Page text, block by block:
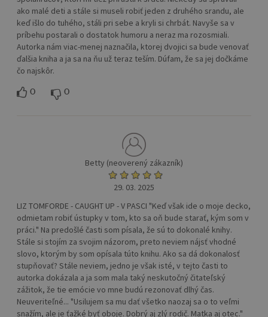
ako malé deti a stále si museli robiť jeden z druhého srandu, ale
keď išlo do tuhého, stáli pri sebe a kryli si chrbát. Navyše sa v
príbehu postarali o dostatok humoru a neraz ma rozosmiali.
Autorka nám viac-menej naznačila, ktorej dvojici sa bude venovať
ďalšia kniha a ja sa na ňu už teraz teším. Dúfam, že sa jej dočkáme
čo najskôr.
0 0
Betty (neoverený zákazník)
29. 03. 2025
LIZ TOMFORDE - CAUGHT UP - V PASCI "Keď však ide o moje decko,
odmietam robiť ústupky v tom, kto sa oň bude starať, kým som v
práci." Na predošlé časti som písala, že sú to dokonalé knihy.
Stále si stojím za svojim názorom, preto neviem nájsť vhodné
slovo, ktorým by som opísala túto knihu. Ako sa dá dokonalosť
stupňovať? Stále neviem, jedno je však isté, v tejto časti to
autorka dokázala a ja som mala taký neskutočný čitateľský
zážitok, že tie emócie vo mne budú rezonovať dlhý čas.
Neuveriteľné... "Usilujem sa mu dať všetko naozaj sa o to veľmi
snažím, ale je ťažké byť oboje. Dobrý aj zlý rodič. Matka aj otec."